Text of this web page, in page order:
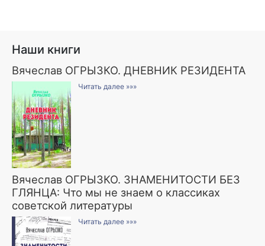
Наши книги
Вячеслав ОГРЫЗКО. ДНЕВНИК РЕЗИДЕНТА
Читать далее »»»
Вячеслав ОГРЫЗКО. ЗНАМЕНИТОСТИ БЕЗ
ГЛЯНЦА: Что мы не знаем о классиках
советской литературы
Читать далее »»»